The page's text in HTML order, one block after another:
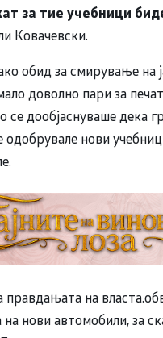
за тие учебници
Ковачевски.
обид за смирување на
доволно пари за
се дообјаснуваше дека
нови
на
нови автомобили, за